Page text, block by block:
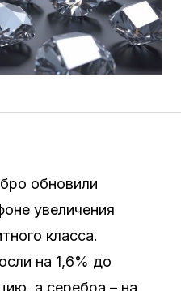
обновили
увеличения
класса.
на 1,6% до
а серебра – на